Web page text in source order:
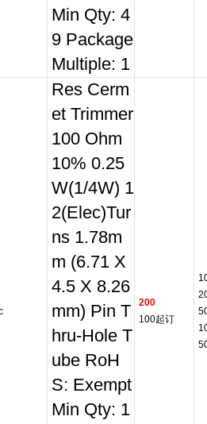
Min Qty: 4
9 Package
Multiple: 1
Res Cerm
et Trimmer
100 Ohm
10% 0.25
W(1/4W) 1
2(Elec)Tur
ns 1.78m
m (6.71 X
4.5 X 8.26
mm) Pin T
hru-Hole T
ube RoH
S: Exempt
Min Qty: 1
200
100起订